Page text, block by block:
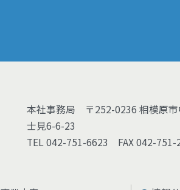
本社事務局 〒252-0236 相模原市
士見6-6-23
TEL 042-751-6623 FAX 042-751-